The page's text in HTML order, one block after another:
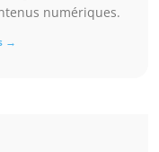
numériques.
→